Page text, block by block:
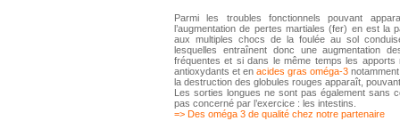
Parmi les troubles fonctionnels pouvant
l’augmentation de pertes martiales (fer) en est la
aux multiples chocs de la foulée au sol
lesquelles entraînent donc une augmentation
fréquentes et si dans le même temps les
antioxydants et enacides gras oméga-3
la destruction des globules rouges apparaît,
Les sorties longues ne sont pas également sans
pas concerné par l’exercice : les intestins.
=> Des oméga 3 de qualité chez notre partenaire